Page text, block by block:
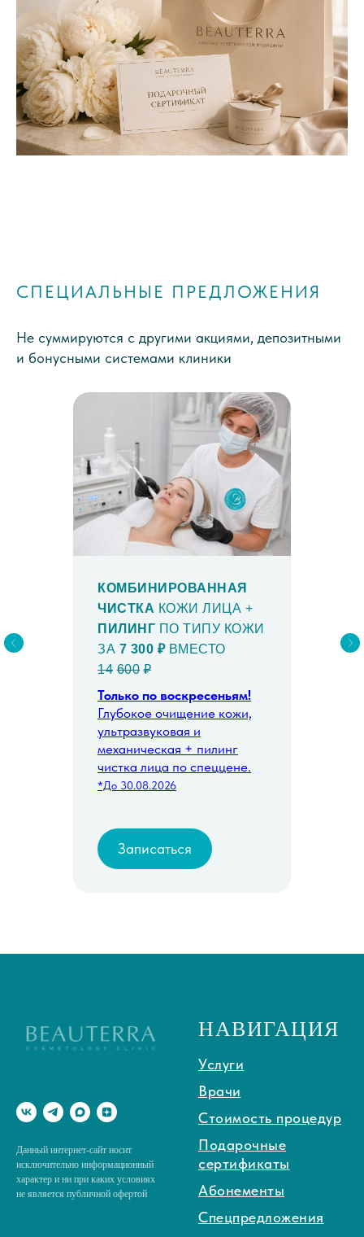
СПЕЦИАЛЬНЫЕ ПРЕДЛОЖЕНИЯ
Не суммируются с другими акциями, депозитными
и бонусными системами клиники
КОМБИНИРОВАННАЯ
ЧИСТКА КОЖИ ЛИЦА +
ПИЛИНГ ПО ТИПУ КОЖИ
ЗА 7 300 ₽ВМЕСТО
14 600 ₽
Только по воскресеньям!
Глубокое очищение кожи,
ультразвуковая и
механическая + пилинг
чистка лица по спеццене.
*До 30.08.2026
Записаться
Данный интернет-сайт носит
исключительно информационный
характер и ни при каких условиях
не является публичной офертой
НАВИГАЦИЯ
Услуги
Врачи
Стоимость процедур
Подарочные
сертификаты
Абонементы
Спецпредложения